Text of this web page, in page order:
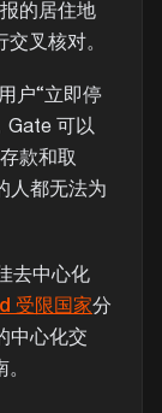
的居住地
叉核对。
户“立即停
Gate 可以
款和取
人都无法为
去中心化
受限国家分
中心化交
。